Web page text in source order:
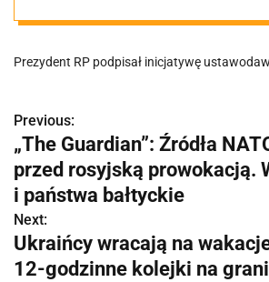
Będziemy
nowe
narodowe?
Prezydent RP podpisał inicjatywę
N
a
w
i
g
Previous:
„The Guardian”: Źródła
przed rosyjską prowokacją.
i państwa bałtyckie
Next:
Ukraińcy wracają na
12-godzinne kolejki na